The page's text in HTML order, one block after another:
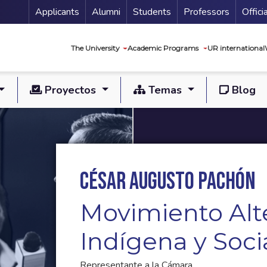
Menu Secundario
Applicants Alumni Students Professors
The University Academic Programs UR international
Proyectos Temas Blog
César Augusto Pachón
Movimiento
Indígena y